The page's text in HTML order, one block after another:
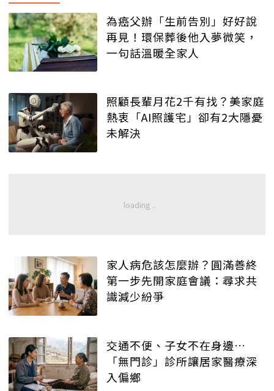
為癌父辦「生前告別」好好說
再見！環保葬後他入夢微笑，
一句話溫暖全家人
照顧長輩月花2千有找？美家庭
熱衷「AI照護宅」卻有2大隱憂
未解決
家人病危該怎麼辦？圓滿善終
第一步先開家庭會議：尋求共
識減少紛爭
交通不便、子女不在身邊…
「無門診」診所讓居家醫療深
入偏鄉